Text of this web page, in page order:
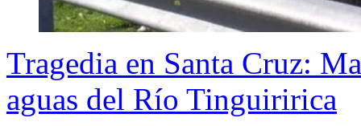
Tragedia en Santa Cruz:
aguas del Río Tinguiririca